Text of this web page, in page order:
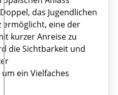
das Jugendlichen
ermöglicht, eine der
kurzer Anreise zu
die Sichtbarkeit und
ein Vielfaches